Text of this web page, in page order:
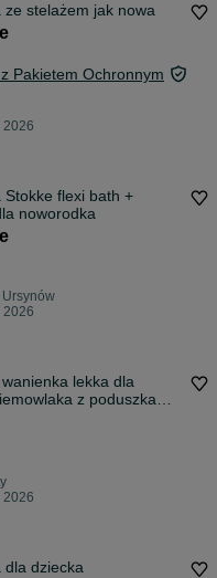
ze stelażem jak nowa
z Pakietem Ochronnym
2026
Stokke flexi bath +
noworodka
2026
wanienka lekka dla
z poduszka
wanna
2026
dla dziecka